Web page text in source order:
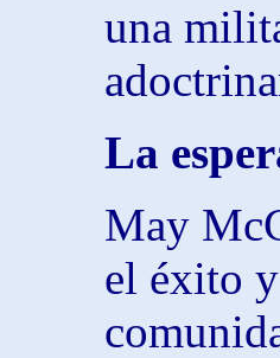
una
La
May
el éxito